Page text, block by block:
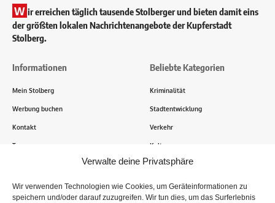
Verwalte deine Privatsphäre
Wir verwenden Technologien wie Cookies, um Geräteinformationen zu
speichern und/oder darauf zuzugreifen. Wir tun dies, um das Surferlebnis
W ir erreichen täglich tausende Stolberger und bieten damit eins
der größten lokalen Nachrichtenangebote der Kupferstadt
Stolberg.
Informationen
Mein Stolberg
Werbung buchen
Kontakt
Transparenz
Beliebte Kategorien
Kriminalität
Stadtentwicklung
Verkehr
Kultur